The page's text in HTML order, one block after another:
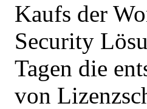
Kaufs der
Security
Tagen die
von